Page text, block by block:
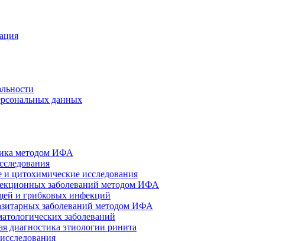
данных
методом ИФА
и цитохимические исследования
заболеваний методом ИФА
и грибковых инфекций
заболеваний методом ИФА
заболеваний
диагностика этиологии ринита